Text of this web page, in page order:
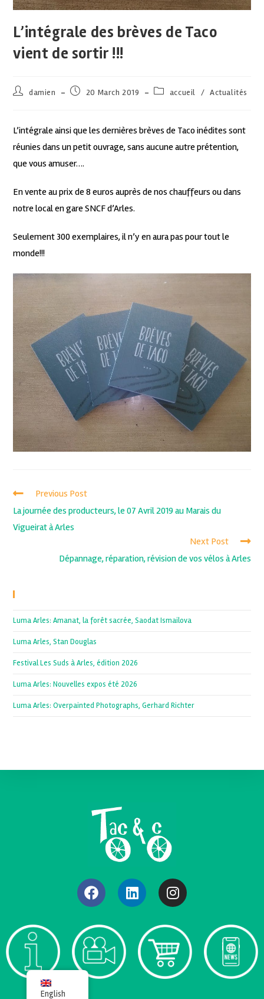
L’intégrale des brèves de Taco
vient de sortir !!!
damien 20 March 2019 accueil / Actualités
L’intégrale ainsi que les dernières brèves de Taco inédites sont
réunies dans un petit ouvrage, sans aucune autre prétention,
que vous amuser….
En vente au prix de 8 euros auprès de nos chauffeurs ou dans
notre local en gare SNCF d’Arles.
Seulement 300 exemplaires, il n’y en aura pas pour tout le
monde!!!
Previous Post
La journée des producteurs, le 07 Avril 2019 au Marais du
Vigueirat à Arles
Next Post
Dépannage, réparation, révision de vos vélos à Arles
Luma Arles: Amanat, la forêt sacrée, Saodat Ismailova
Luma Arles, Stan Douglas
Festival Les Suds à Arles, édition 2026
Luma Arles: Nouvelles expos été 2026
Luma Arles: Overpainted Photographs, Gerhard Richter
English